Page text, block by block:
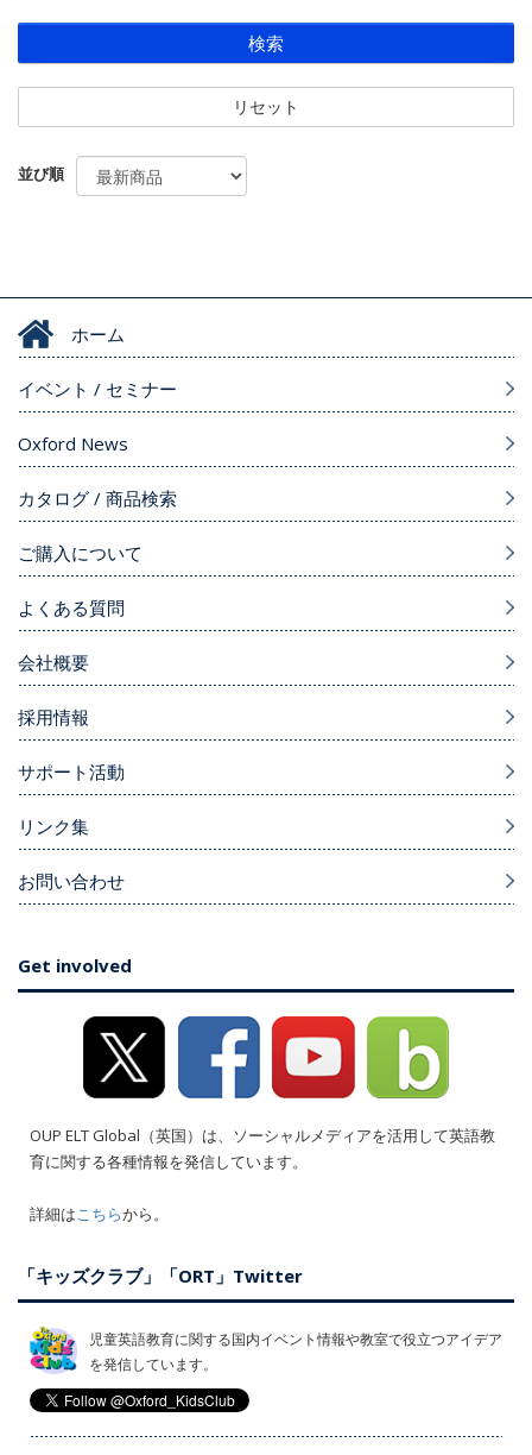
検索
リセット
並び順
ホーム
イベント / セミナー
Oxford News
カタログ / 商品検索
ご購入について
よくある質問
会社概要
採用情報
サポート活動
リンク集
お問い合わせ
Get involved
OUP ELT Global（英国）は、ソーシャルメディアを活用して英語教
育に関する各種情報を発信しています。
詳細はこちらから。
「キッズクラブ」「ORT」Twitter
児童英語教育に関する国内イベント情報や教室で役立つアイデア
を発信しています。